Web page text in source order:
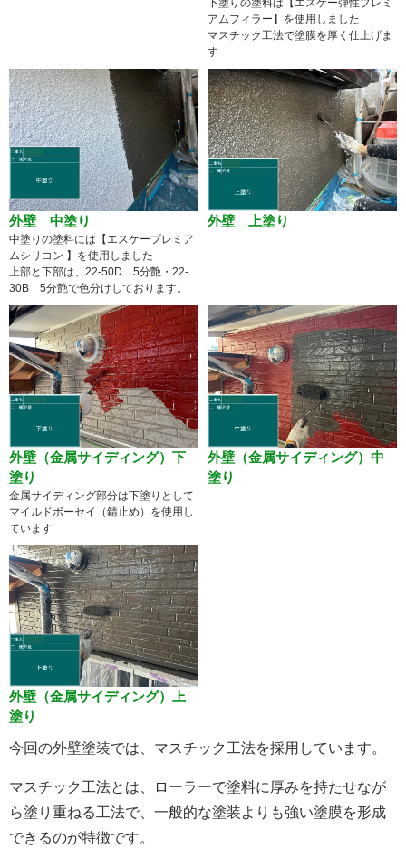
下塗りの塗料は【エスケー弾性プレミ
アムフィラー】を使用しました
マスチック工法で塗膜を厚く仕上げま
す
外壁 中塗り
中塗りの塗料には【エスケープレミア
ムシリコン 】を使用しました
上部と下部は、22-50D 5分艶・22-
30B 5分艶で色分けしております。
外壁 上塗り
外壁（金属サイディング）下
塗り
金属サイディング部分は下塗りとして
マイルドボーセイ（錆止め）を使用し
ています
外壁（金属サイディング）中
塗り
外壁（金属サイディング）上
塗り
今回の外壁塗装では、マスチック工法を採用しています。
マスチック工法とは、ローラーで塗料に厚みを持たせなが
ら塗り重ねる工法で、一般的な塗装よりも強い塗膜を形成
できるのが特徴です。